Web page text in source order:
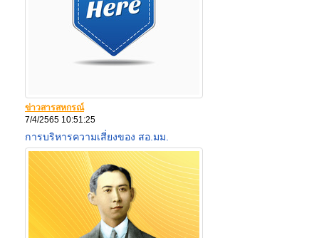
ข่าวสารสหกรณ์
7/4/2565 10:51:25
การบริหารความเสี่ยงของ สอ.มม.